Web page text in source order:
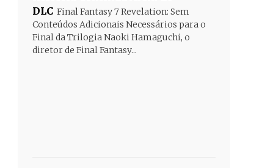
DLC Final Fantasy 7 Revelation: Sem
Conteúdos Adicionais Necessários para o
Final da Trilogia Naoki Hamaguchi, o
diretor de Final Fantasy...